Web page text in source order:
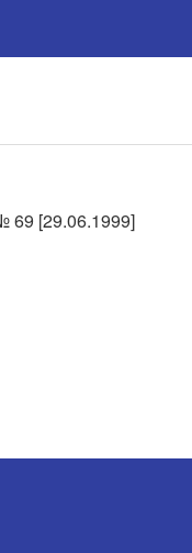
69 [29.06.1999]